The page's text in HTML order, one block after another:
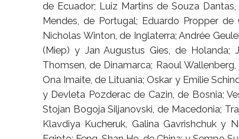
de Ecuador; Luiz Martins de Souza
Mendes, de Portugal; Eduardo Propper de
Nicholas Winton, de Inglaterra; Andrée
(Miep) y Jan Augustus Gies, de Holanda;
Thomsen, de Dinamarca; Raoul
Ona Imaite, de Lituania; Oskar y Emilie
y Devleta Pozderac de Cazin, de Bosnia;
Stojan Bogoja Siljanovski, de Macedonia;
Klavdiya Kucheruk, Galina Gavrishchuk y